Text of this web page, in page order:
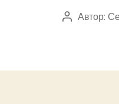
Автор
Автор: